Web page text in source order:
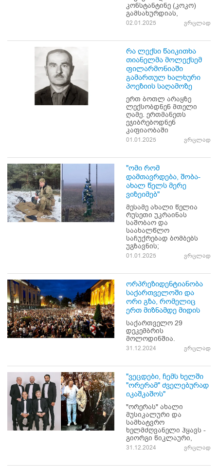
კონსტანტინე (კოკო)
გამსახურდიას,
02.01.2025 ვრცლად
რა ლექსი წაიკითხა
თიანელმა მოლექსემ
ფილარმონიაში
გამართულ ხალხური
პოეზიის საღამოზე
ერთ ბოთლ არაყზე
ლექსობდნენ მთელი
ღამე. ერთმანეთს
ეჯიბრებოდნენ
კაფიაობაში
01.01.2025 ვრცლად
"ომი რომ
დამთავრდება, შობა-
ახალ წელს მერე
ვიზეიმებ"
მესამე ახალი წელია
რუსეთი უკრაინას
საშობაო და
საახალწლო
საჩუქრებად ბომბებს
უგზავნის;
01.01.2025 ვრცლად
ორპრეზიდენტიანობა
საქართველოში და
ორი გზა, რომელიც
ერთ მიზნამდე მიდის
საქართველო 29
დეკემბრის
მოლოდინშია.
31.12.2024 ვრცლად
"ვეცდები, ჩემს ხელში
"ორერამ" ძველებურად
იკაშკაშოს"
"ორერას" ახალი
მუსიკალური და
სამხატვრო
ხელმძღვანელი ჰყავს -
გიორგი წიკლაური,
31.12.2024 ვრცლად